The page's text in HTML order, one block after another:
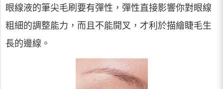
眼線液的筆尖毛刷要有彈性，彈性直接影響你對眼線
粗細的調整能力，而且不能開叉，才利於描繪睫毛生
長的邊線。